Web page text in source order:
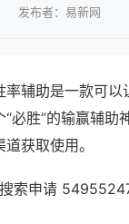
发布者：易新网
率辅助是一款可以
必胜”的输赢辅助
获取使用。
索申请